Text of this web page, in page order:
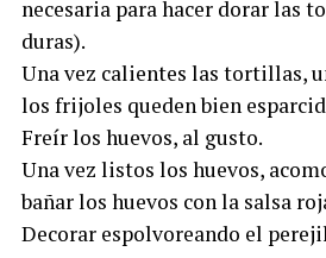
necesaria para hacer dorar las
duras).
Una vez calientes las tortillas,
los frijoles queden bien
Freír los huevos, al gusto.
Una vez listos los huevos,
bañar los huevos con la salsa
Decorar espolvoreando el